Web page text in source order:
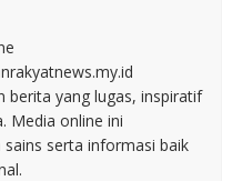
berita yang lugas, inspiratif
Media online ini
serta informasi baik